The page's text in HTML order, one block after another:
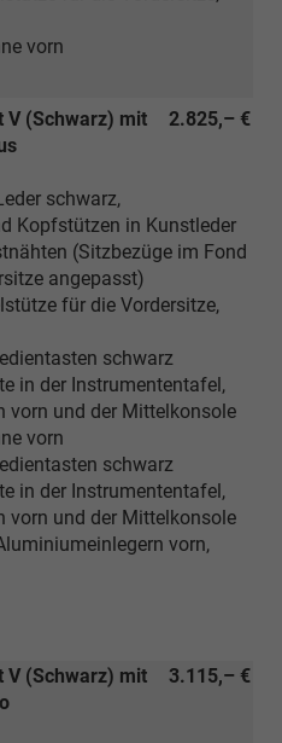
vorn
2.825,– €
V (Schwarz) mit
schwarz,
Kopfstützen in Kunstleder
(Sitzbezüge im Fond
angepasst)
für die Vordersitze,
schwarz
in der Instrumententafel,
vorn und der Mittelkonsole
vorn
schwarz
in der Instrumententafel,
vorn und der Mittelkonsole
vorn,
3.115,– €
V (Schwarz) mit